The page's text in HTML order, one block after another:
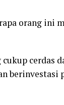
orang ini
cerdas
berinvestasi